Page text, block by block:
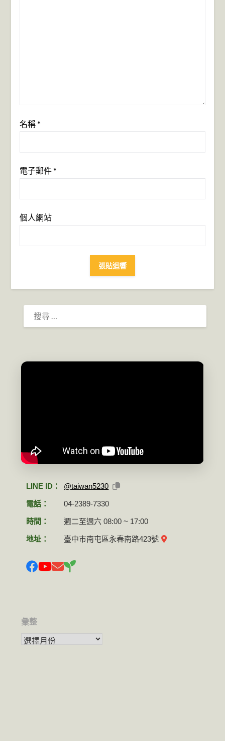
名稱*
電子郵件*
個人網站
搜
尋：
LINE ID： @taiwan5230
電話： 04-2389-7330
時間： 週二至週六 08:00 ~ 17:00
地址： 臺中市南屯區永春南路423號
彙整
彙整